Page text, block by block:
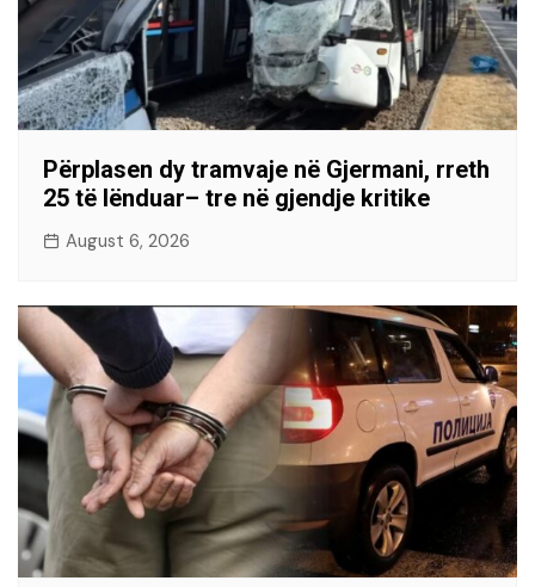
Përplasen dy tramvaje në Gjermani, rreth
25 të lënduar– tre në gjendje kritike
August 6, 2026